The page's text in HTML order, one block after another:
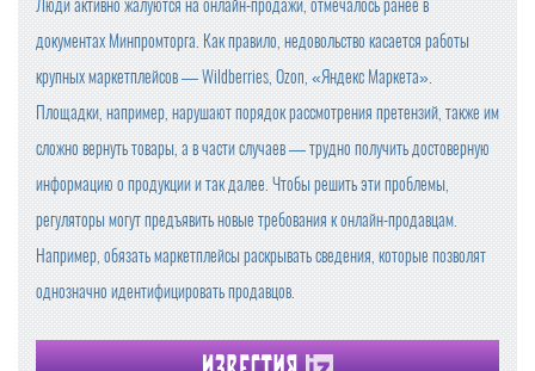
Люди активно жалуются на онлайн-продажи, отмечалось ранее в
документах Минпромторга. Как правило, недовольство касается работы
крупных маркетплейсов — Wildberries, Ozon, «Яндекс Маркета».
Площадки, например, нарушают порядок рассмотрения претензий, также им
сложно вернуть товары, а в части случаев — трудно получить достоверную
информацию о продукции и так далее. Чтобы решить эти проблемы,
регуляторы могут предъявить новые требования к онлайн-продавцам.
Например, обязать маркетплейсы раскрывать сведения, которые позволят
однозначно идентифицировать продавцов.